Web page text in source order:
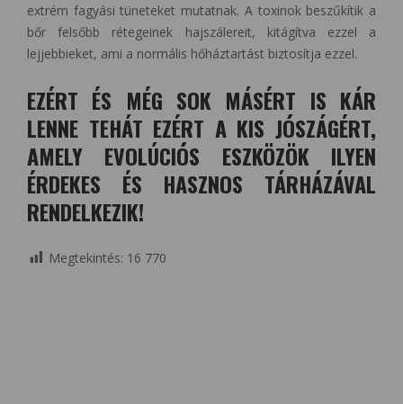
extrém fagyási tüneteket mutatnak. A toxinok beszűkítik a
bőr felsőbb rétegeinek hajszálereit, kitágítva ezzel a
lejjebbieket, ami a normális hőháztartást biztosítja ezzel.
EZÉRT ÉS MÉG SOK MÁSÉRT IS KÁR
LENNE TEHÁT EZÉRT A KIS JÓSZÁGÉRT,
AMELY EVOLÚCIÓS ESZKÖZÖK ILYEN
ÉRDEKES ÉS HASZNOS TÁRHÁZÁVAL
RENDELKEZIK!
Megtekintés: 16 770